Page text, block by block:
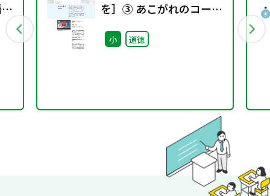
を］③ あこがれのコーヒ
ー ~教材+指導案~
小 道徳